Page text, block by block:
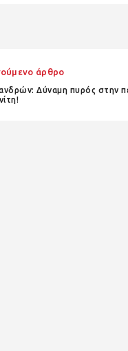
άρθρο
Δύναμη πυρός στην